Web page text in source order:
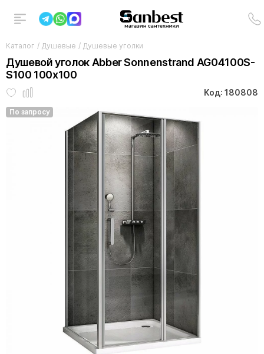
Каталог / Душевые / Душевые уголки
Душевой уголок Abber Sonnenstrand AG04100S-
S100 100x100
Код: 180808
По запросу